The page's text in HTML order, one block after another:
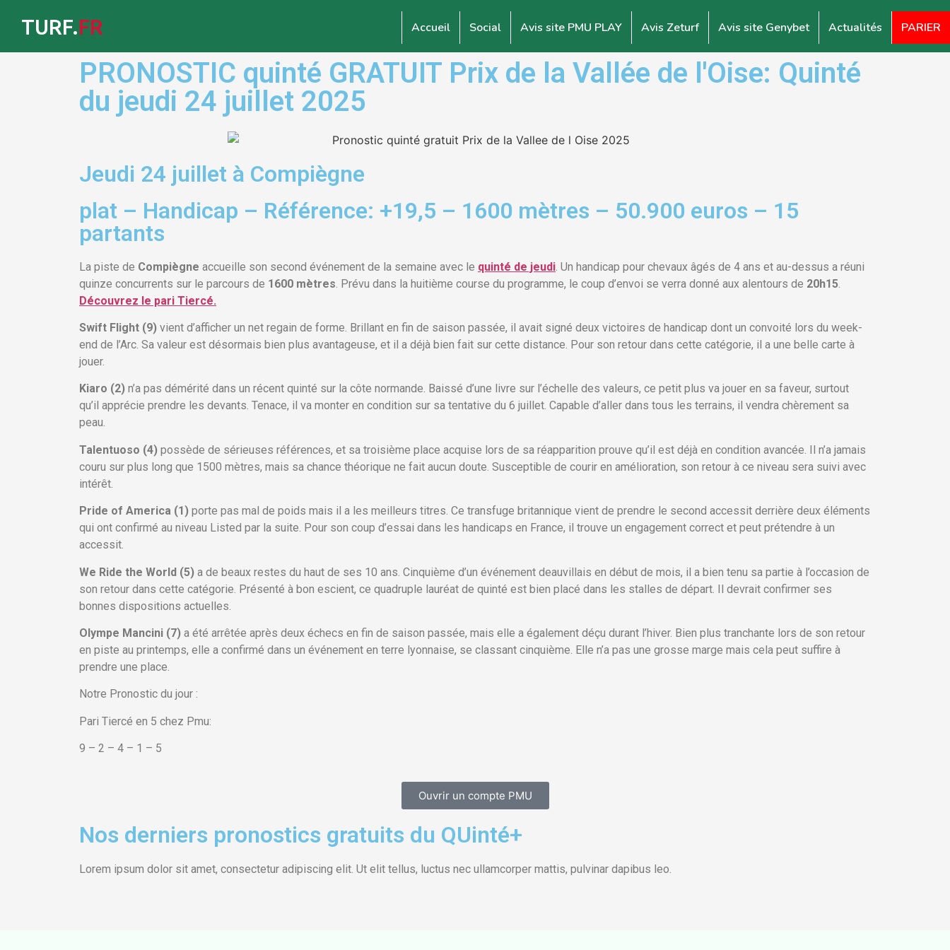
TURF.FR Accueil Social Avis site PMU PLAY Avis Zeturf Avis site Genybet Actualités PARIER
PRONOSTIC quinté GRATUIT Prix de la Vallée de l'Oise: Quinté
du jeudi 24 juillet 2025
Jeudi 24 juillet à Compiègne
plat – Handicap – Référence: +19,5 – 1600 mètres – 50.900 euros – 15
partants
La piste de Compiègne accueille son second événement de la semaine avec le quinté de jeudi . Un handicap pour chevaux âgés de 4 ans et au-dessus a réuni
quinze concurrents sur le parcours de 1600 mètres . Prévu dans la huitième course du programme, le coup d’envoi se verra donné aux alentours de 20h15
Découvrez le pari Tiercé.
Swift Flight (9) vient d’afficher un net regain de forme. Brillant en fin de saison passée, il avait signé deux victoires de handicap dont un convoité lors du week-
end de l’Arc. Sa valeur est désormais bien plus avantageuse, et il a déjà bien fait sur cette distance. Pour son retour dans cette catégorie, il a une belle carte à
jouer.
Kiaro (2) n’a pas démérité dans un récent quinté sur la côte normande. Baissé d’une livre sur l’échelle des valeurs, ce petit plus va jouer en sa faveur, surtout
qu’il apprécie prendre les devants. Tenace, il va monter en condition sur sa tentative du 6 juillet. Capable d’aller dans tous les terrains, il vendra chèrement sa
peau.
Talentuoso (4) possède de sérieuses références, et sa troisième place acquise lors de sa réapparition prouve qu’il est déjà en condition avancée. Il n’a jamais
couru sur plus long que 1500 mètres, mais sa chance théorique ne fait aucun doute. Susceptible de courir en amélioration, son retour à ce niveau sera suivi avec
intérêt.
Pride of America (1) porte pas mal de poids mais il a les meilleurs titres. Ce transfuge britannique vient de prendre le second accessit derrière deux éléments
qui ont confirmé au niveau Listed par la suite. Pour son coup d’essai dans les handicaps en France, il trouve un engagement correct et peut prétendre à un
accessit.
We Ride the World (5) a de beaux restes du haut de ses 10 ans. Cinquième d’un événement deauvillais en début de mois, il a bien tenu sa partie à l’occasion de
son retour dans cette catégorie. Présenté à bon escient, ce quadruple lauréat de quinté est bien placé dans les stalles de départ. Il devrait confirmer ses
bonnes dispositions actuelles.
Olympe Mancini (7) a été arrêtée après deux échecs en fin de saison passée, mais elle a également déçu durant l’hiver. Bien plus tranchante lors de son retour
en piste au printemps, elle a confirmé dans un événement en terre lyonnaise, se classant cinquième. Elle n’a pas une grosse marge mais cela peut suffire à
prendre une place.
Notre Pronostic du jour :
Pari Tiercé en 5 chez Pmu:
9 – 2 – 4 – 1 – 5
Ouvrir un compte PMU
Nos derniers pronostics gratuits du QUinté+
Lorem ipsum dolor sit amet, consectetur adipiscing elit. Ut elit tellus, luctus nec ullamcorper mattis, pulvinar dapibus leo.